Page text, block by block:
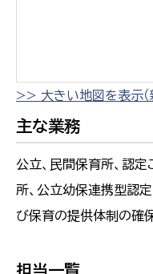
>> 大きい地図を表示（
主な業務
公立、民間保育所、認
所、公立幼保連携型認
び保育の提供体制の確
担当一覧